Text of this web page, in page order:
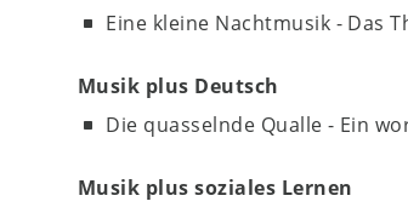
Eine kleine Nachtmusik - Das
Musik plus Deutsch
Die quasselnde Qualle - Ein
Musik plus soziales Lernen